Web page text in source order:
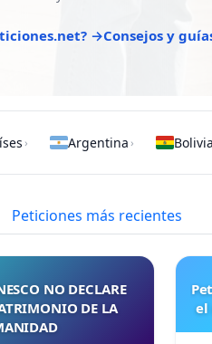
→Consejos y
› Argentina › Bolivia
Peticiones más recientes
NO DECLARE
DE LA
Petición
el